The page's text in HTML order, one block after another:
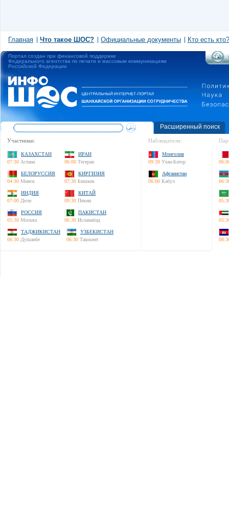
Главная Что такое ШОС? Официальные документы Кто есть кто?
Портал создан при финансовой поддержке
Федерального агентства по печати и массовым коммуникациям
Российской Федерации
Расширенный поиск
Участники:
КАЗАХСТАН
07:30 Астана
ИРАН
06:00 Тегеран
БЕЛОРУССИЯ
04:30 Минск
КИРГИЗИЯ
07:30 Бишкек
ИНДИЯ
07:00 Дели
КИТАЙ
09:30 Пекин
РОССИЯ
05:30 Москва
ПАКИСТАН
06:30 Исламабад
ТАДЖИКИСТАН
06:30 Душанбе
УЗБЕКИСТАН
06:30 Ташкент
Наблюдатели:
Монголия
09:30 Улан-Батор
Афганистан
06:00 Кабул